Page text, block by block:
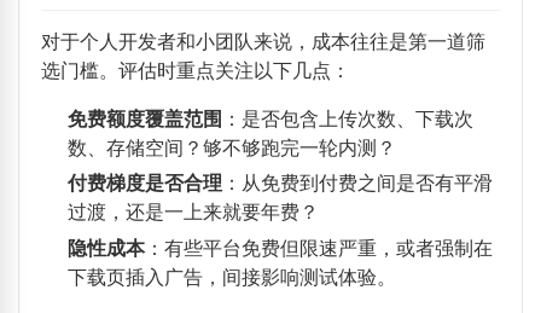
对于个人开发者和小团队来说，成本往往是第一道筛
选门槛。评估时重点关注以下几点：
免费额度覆盖范围 ：是否包含上传次数、下载次
数、存储空间？够不够跑完一轮内测？
付费梯度是否合理 ：从免费到付费之间是否有平滑
过渡，还是一上来就要年费？
隐性成本：有些平台免费但限速严重，或者强制在
下载页插入广告，间接影响测试体验。